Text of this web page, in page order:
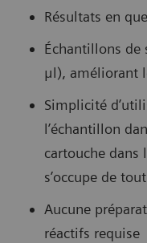
Résultats en
Échantillons de
μl), améliorant
Simplicité
l’échantillon
cartouche dans
s’occupe de tout
Aucune
réactifs requise